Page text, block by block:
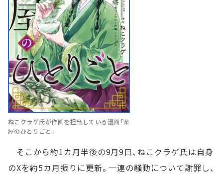
ねこクラゲ氏が作画を担当している漫画「薬
屋のひとりごと」
そこから約1カ月半後の9月9日、ねこクラゲ氏は自身
のXを約5カ月振りに更新。一連の騒動について謝罪し、